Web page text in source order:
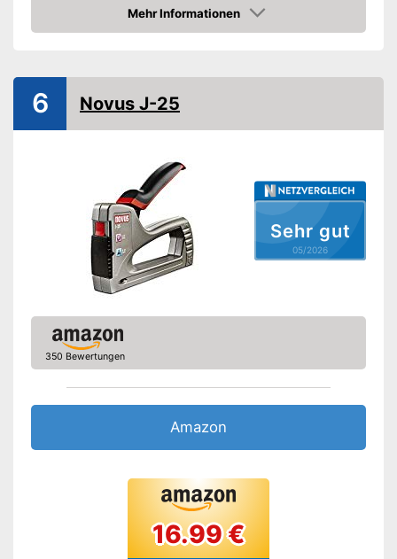
53
Amazon Lieferzeit
siehe Anbieter
Mehr Informationen
Amazon
Sehr gut
05/2026
6 Novus J-25
350 Bewertungen
Amazon
16.99 €